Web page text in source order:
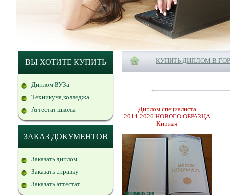
ВЫ ХОТИТЕ КУПИТЬ
Диплом ВУЗа
Техникума,колледжа
Аттестат школы
ЗАКАЗ ДОКУМЕНТОВ
Заказать диплом
Заказать справку
Заказать аттестат
КУПИТЬ ДИПЛОМ В
Диплом специалиста
2014-2026 НОВОГО ОБРАЗЦА
Киржач